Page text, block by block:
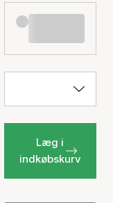
Læg i
indkøbskurv